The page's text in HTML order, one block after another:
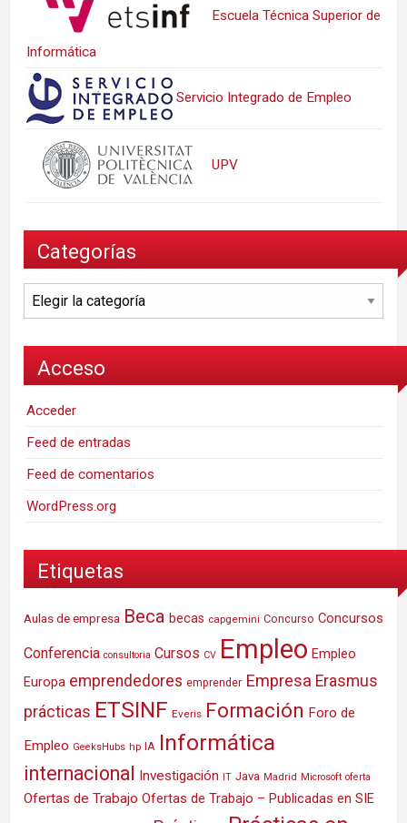
Escuela Técnica Superior de
Informática
Servicio Integrado de Empleo
UPV
Categorías
Categorías
Acceso
Acceder
Feed de entradas
Feed de comentarios
WordPress.org
Etiquetas
Aulas de empresa Beca becas capgemini Concurso Concursos
Conferencia consultoria Cursos CV Empleo Empleo
Europa emprendedores emprender Empresa Erasmus
prácticas ETSINF Everis Formación Foro de
Empleo GeeksHubs hp IA Informática
internacional Investigación IT Java Madrid Microsoft oferta
Ofertas de Trabajo Ofertas de Trabajo – Publicadas en SIE